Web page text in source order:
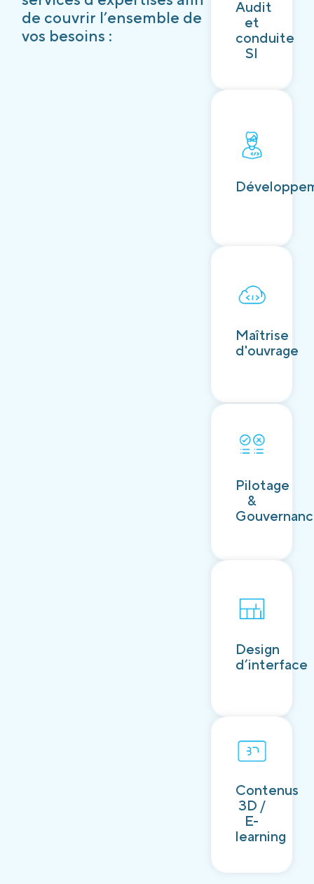
de couvrir l’ensemble de
vos besoins :
Audit
et
conduite
SI
Découvrir
Maîtrise
d'ouvrage
Pilotage
&
Découvrir
Design
d’interface
Contenus
3D /
E-
learning
Découvrir